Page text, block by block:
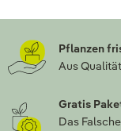
Pflanzen
Aus
Gratis
Das